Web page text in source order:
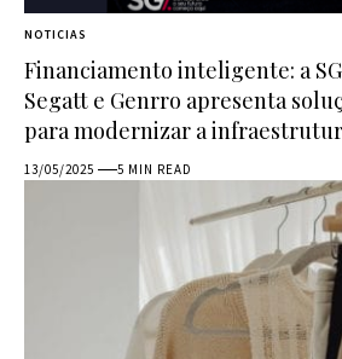
NOTICIAS
Financiamento inteligente: a
Segatt e Genrro apresenta
para modernizar a
13/05/2025 5 MIN READ